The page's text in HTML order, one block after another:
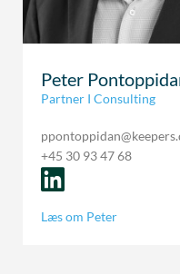
Peter
Partner I Consulting
+45 30 93 47 68
Læs om Peter